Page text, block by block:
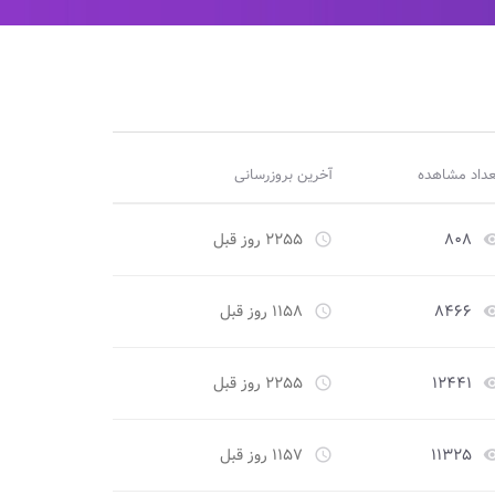
مشاهده آخرین بروزرسانی
۸۰۸ access_time ۲۲۵۵ روز قبل
۸۴۶۶ access_time ۱۱۵۸ روز قبل
۱۲۴۴۱ access_time ۲۲۵۵ روز قبل
۱۱۳۲۵ access_time ۱۱۵۷ روز قبل